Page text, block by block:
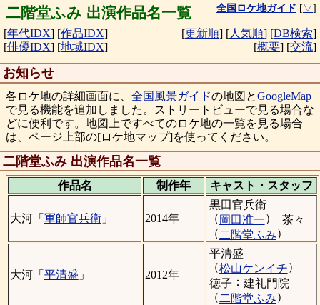
二階堂ふみ 出演作品名一覧 全国ロケ地ガイド [▽]
[年代IDX] [作品IDX]
[俳優IDX] [地域IDX]
[更新順] [人気順] [DB検索]
[概要] [交流]
お知らせ
各ロケ地の詳細画面に、 全国風景ガイドの地図とGoogleMap
で見る機能を追加しました。ストリートビューで見る場合な
どに便利です。地図上ですべてのロケ地の一覧を見る場合
は、ページ上部の[ロケ地マップ]を使ってください。
二階堂ふみ 出演作品名一覧
作品名 制作年 キャスト・ スタッフ
大河「 軍師官兵衛」 2014年
黒田官兵衛
（ 岡田准一）
茶々
（ 二階堂ふみ）
大河「 平清盛 」 2012年
平清盛
（松山ケンイチ）
徳子 ： 建礼門院
（ 二階堂ふみ）